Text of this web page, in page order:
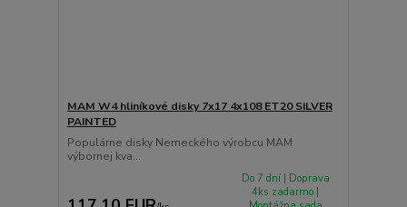
MAM W4 hliníkové disky 7x17 4x108 ET20 SILVER
PAINTED
Populárne disky Nemeckého výrobcu MAM
výbornej kva...
Do 7 dní | Doprava
4ks zadarmo |